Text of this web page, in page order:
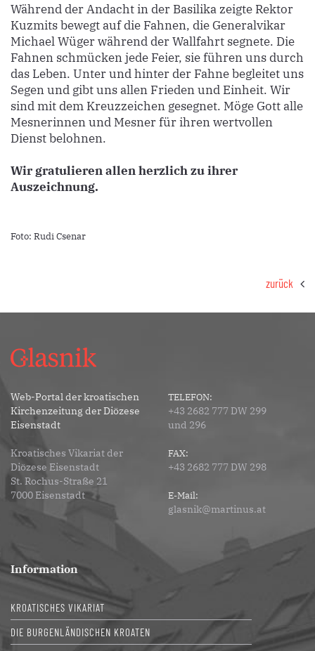
Während der Andacht in der Basilika zeigte Rektor
Kuzmits bewegt auf die Fahnen, die Generalvikar
Michael Wüger während der Wallfahrt segnete. Die
Fahnen schmücken jede Feier, sie führen uns durch
das Leben. Unter und hinter der Fahne begleitet uns
Segen und gibt uns allen Frieden und Einheit. Wir
sind mit dem Kreuzzeichen gesegnet. Möge Gott alle
Mesnerinnen und Mesner für ihren wertvollen
Dienst belohnen.
Wir gratulieren allen herzlich zu ihrer
Auszeichnung.
Foto: Rudi Csenar
zurück
Web-Portal der kroatischen
Kirchenzeitung der Diözese
Eisenstadt
Kroatisches Vikariat der
Diözese Eisenstadt
St. Rochus-Straße 21
7000 Eisenstadt
TELEFON:
+43 2682 777 DW 299
und 296
FAX:
+43 2682 777 DW 298
E-Mail:
glasnik@martinus.at
Information
KROATISCHES VIKARIAT
DIE BURGENLÄNDISCHEN KROATEN